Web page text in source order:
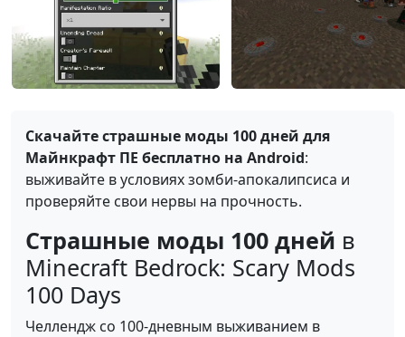
Скачайте страшные моды 100 дней для
Майнкрафт ПЕ бесплатно на Android:
выживайте в условиях зомби-апокалипсиса и
проверяйте свои нервы на прочность.
Страшные моды 100 дней в
Minecraft Bedrock: Scary Mods
100 Days
Челлендж со 100-дневным выживанием в